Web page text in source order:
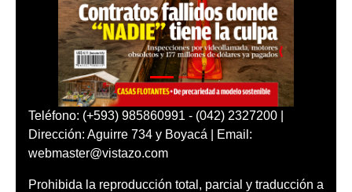
Teléfono: (+593) 985860991 - (042) 2327200 |
Dirección: Aguirre 734 y Boyacá | Email:
webmaster@vistazo.com
Prohibida la reproducción total, parcial y traducción a